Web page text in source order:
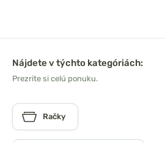
Nájdete v týchto kategóriách:
Prezrite si celú ponuku.
Račky